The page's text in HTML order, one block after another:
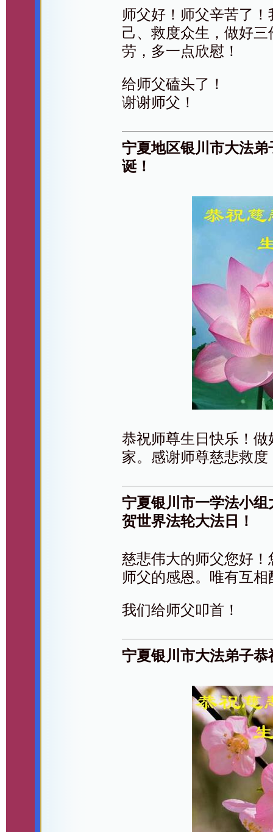
师父好！师父辛苦了
己、救度众生，做好
劳，多一点欣慰！
给师父磕头了！
谢谢师父！
宁夏地区银川市大法
诞！
恭祝师尊生日快乐！
家。感谢师尊慈悲救度
宁夏银川市一学法小
贺世界法轮大法日！
慈悲伟大的师父您好
师父的感恩。唯有互
我们给师父叩首！
宁夏银川市大法弟子